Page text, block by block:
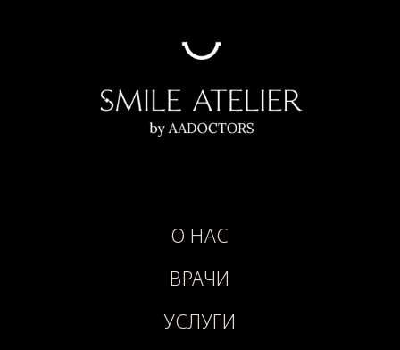
О НАС
ВРАЧИ
УСЛУГИ